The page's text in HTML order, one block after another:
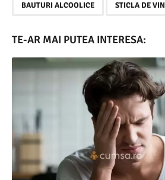
BAUTURI ALCOOLICE STICLA DE VIN
TE-AR MAI PUTEA INTERESA: